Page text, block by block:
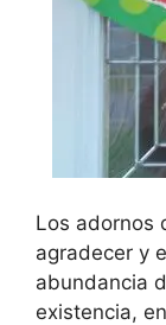
Los adornos
agradecer y
abundancia
existencia,